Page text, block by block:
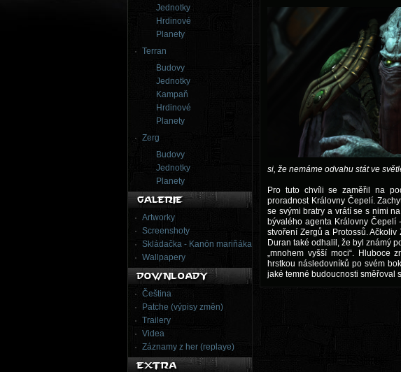
Jednotky
Hrdinové
Planety
Terran
Budovy
Jednotky
Kampaň
Hrdinové
Planety
Zerg
Budovy
Jednotky
Planety
Artworky
Screenshoty
Skládačka - Kanón mariňáka
Wallpapery
Čeština
Patche (výpisy změn)
Trailery
Videa
Záznamy z her (replaye)
si, že nemáme odvahu stát ve
Pro tuto chvíli se zaměřil na
proradnost Královny Čepelí.
se svými bratry a vrátí se s nimi
bývalého agenta Královny Čepelí
stvoření Zergů a Protossů.
Duran také odhalil, že byl známý
„mnohem vyšší moci“. Hluboce
hrstkou následovníků po svém
jaké temné budoucnosti směřoval